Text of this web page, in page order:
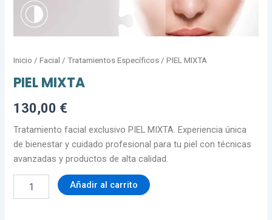
Inicio /Facial /Tratamientos Específicos / PIEL MIXTA
PIEL MIXTA
130,00 €
Tratamiento facial exclusivo PIEL MIXTA. Experiencia única
de bienestar y cuidado profesional para tu piel con técnicas
avanzadas y productos de alta calidad.
Añadir al carrito